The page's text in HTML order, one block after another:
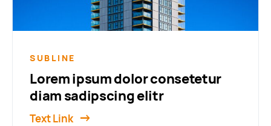
SUBLINE
Lorem ipsum dolor consetetur
diam sadipscing elitr
Text Link